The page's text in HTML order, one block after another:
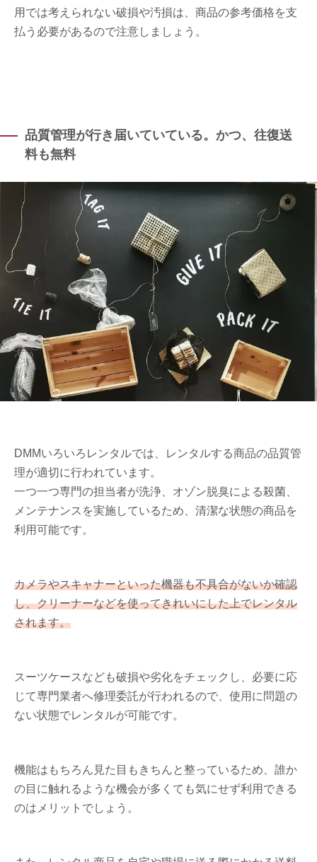
用では考えられない破損や汚損は、商品の参考価格を支
払う必要があるので注意しましょう。
品質管理が行き届いていている。かつ、往復送
料も無料
DMMいろいろレンタルでは、レンタルする商品の品質管
理が適切に行われています。
一つ一つ専門の担当者が洗浄、オゾン脱臭による殺菌、
メンテナンスを実施しているため、清潔な状態の商品を
利用可能です。
カメラやスキャナーといった機器も不具合がないか確認
し、クリーナーなどを使ってきれいにした上でレンタル
されます。
スーツケースなども破損や劣化をチェックし、必要に応
じて専門業者へ修理委託が行われるので、使用に問題の
ない状態でレンタルが可能です。
機能はもちろん見た目もきちんと整っているため、誰か
の目に触れるような機会が多くても気にせず利用できる
のはメリットでしょう。